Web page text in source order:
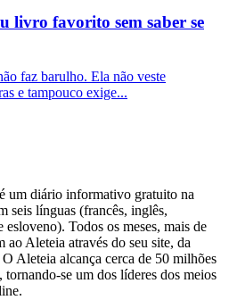
livro favorito sem saber se
faz barulho. Ela não veste
e tampouco exige...
um diário informativo gratuito na
seis línguas (francês, inglês,
Todos os meses, mais de
ao Aleteia através do seu site, da
Aleteia alcança cerca de 50 milhões
tornando-se um dos líderes dos meios